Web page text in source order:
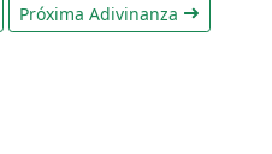
Próxima Adivinanza